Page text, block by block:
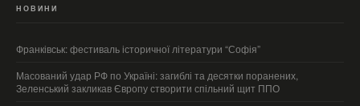
НОВИНИ
Франківськ: фестиваль історичної літератури “Софія”
Масований удар РФ по Україні: загиблі та десятки поранених,
Зеленський закликав Європу створити спільний щит ППО